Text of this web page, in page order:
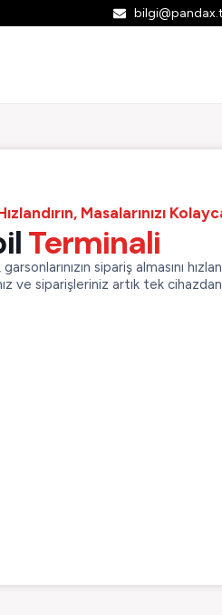
Masalarınızı
Terminali
sipariş almasını
ve siparişleriniz artık tek